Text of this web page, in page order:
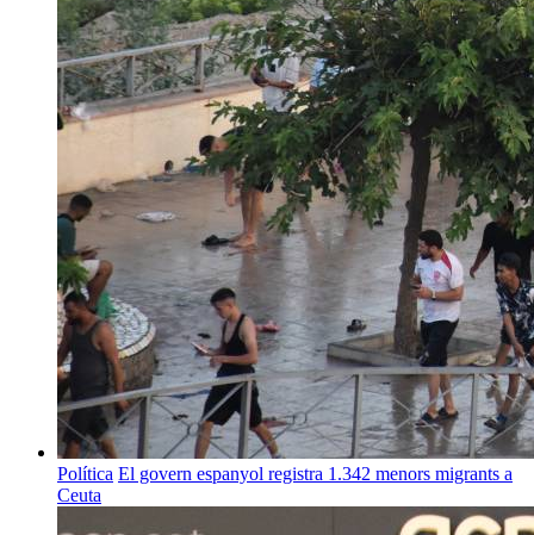
Política El govern espanyol registra 1.342 menors migrants a
Ceuta